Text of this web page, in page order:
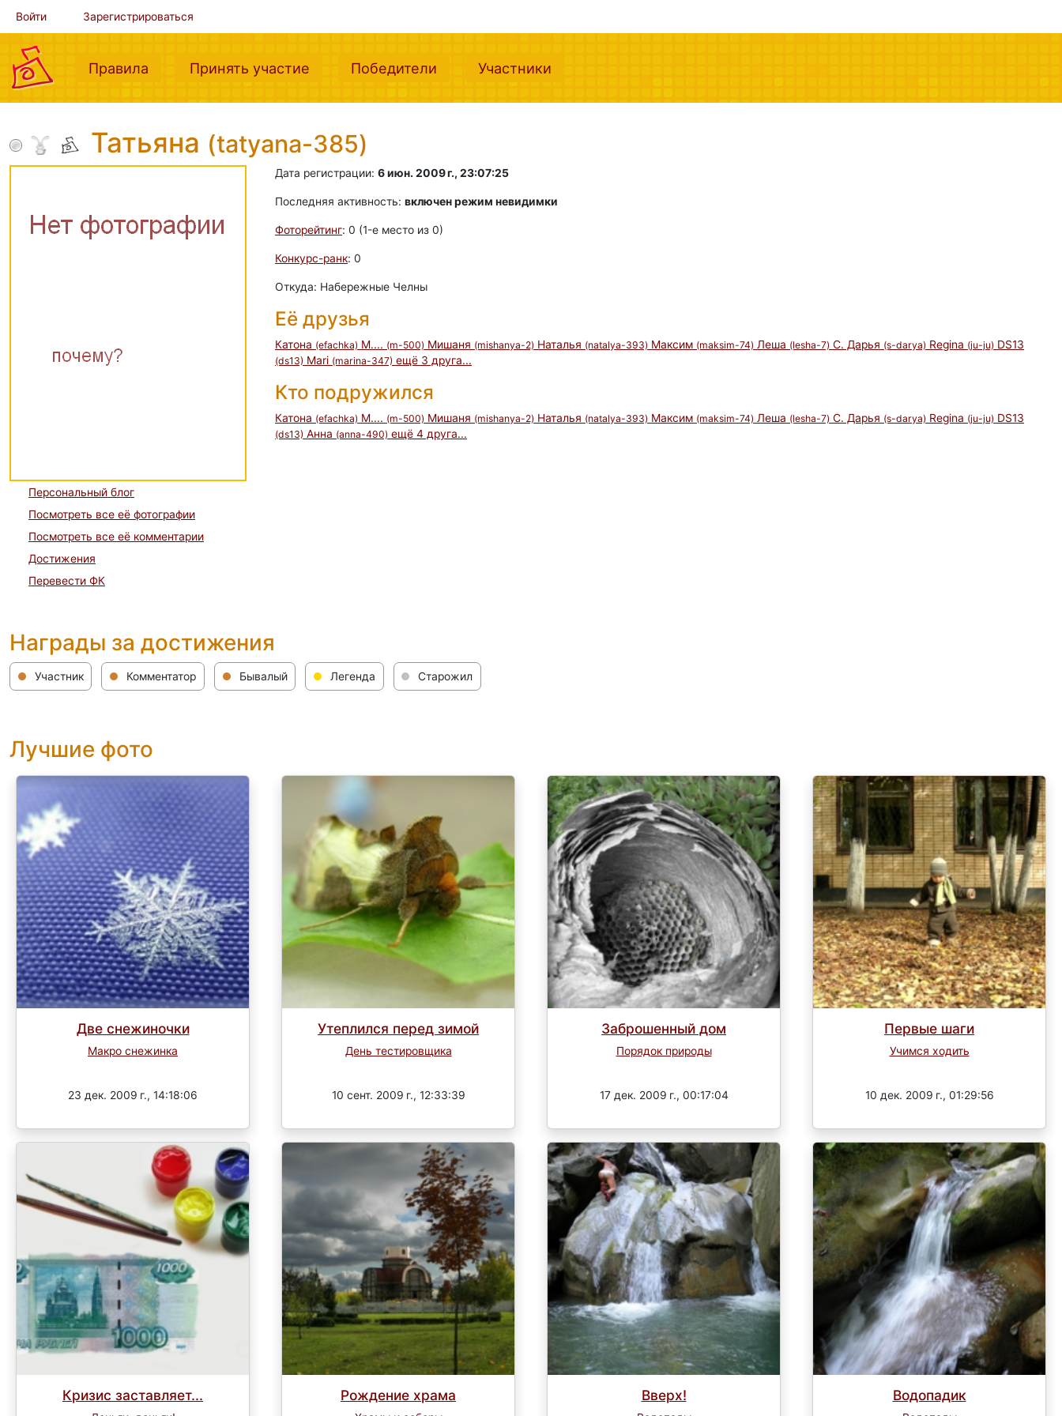
Войти Зарегистрироваться
Правила (current)Принять участие (current)Победители (current)Участники
Татьяна (tatyana-385)
Персональный блог
Посмотреть все её фотографии
Посмотреть все её комментарии
Достижения
Перевести ФК
Дата регистрации: 6 июн. 2009 г., 23:07:25
Последняя активность: включен режим невидимки
Фоторейтинг: 0 (1-e место из 0)
Конкурс-ранк: 0
Откуда: Набережные Челны
Её друзья
Катона (efachka) М.... (m-500) Мишаня (mishanya-2) Наталья (natalya-393) Максим (maksim-74) Леша (lesha-7) С. Дарья (s-darya) Regina (ju-ju) DS13
(ds13) Mari (marina-347) ещё 3 друга...
Кто подружился
Катона (efachka) М.... (m-500) Мишаня (mishanya-2) Наталья (natalya-393) Максим (maksim-74) Леша (lesha-7) С. Дарья (s-darya) Regina (ju-ju) DS13
(ds13) Анна (anna-490) ещё 4 друга...
Награды за достижения
Участник Комментатор Бывалый Легенда Старожил
Лучшие фото
Две снежиночки
Макро снежинка
23 дек. 2009 г., 14:18:06
Утеплился перед зимой
День тестировщика
10 сент. 2009 г., 12:33:39
Заброшенный дом
Порядок природы
17 дек. 2009 г., 00:17:04
Первые шаги
Учимся ходить
10 дек. 2009 г., 01:29:56
Кризис заставляет... Рождение храма Вверх! Водопадик